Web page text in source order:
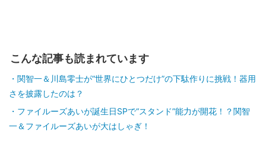
こんな記事も読まれています
関智一＆川島零士が“世界にひとつだけ”の下駄作りに挑戦！器用
さを披露したのは？
ファイルーズあいが誕生日SPで“スタンド”能力が開花！？関智
一＆ファイルーズあいが大はしゃぎ！